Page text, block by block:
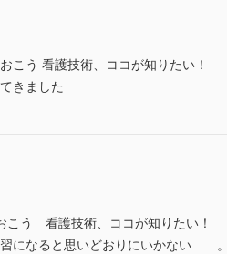
こう 看護技術、ココが知りたい！
きました
こう 看護技術、ココが知りたい！
になると思いどおりにいかない……。